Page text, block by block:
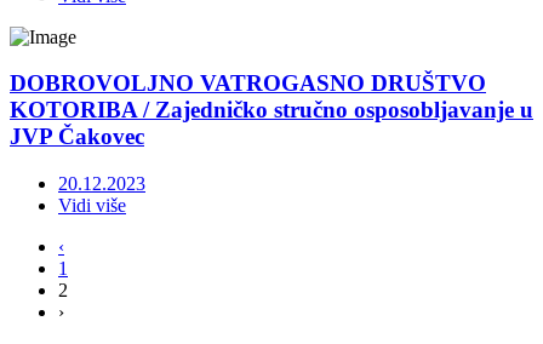
DOBROVOLJNO VATROGASNO DRUŠTVO
KOTORIBA / Zajedničko stručno osposobljavanje u
JVP Čakovec
20.12.2023
Vidi više
‹
1
2
›